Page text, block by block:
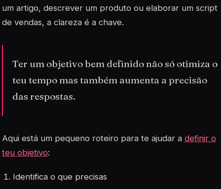
um artigo, descrever um produto ou elaborar um script
de vendas, a clareza é a chave.
Ter um objetivo bem definido não só otimiza o
teu tempo mas também aumenta a precisão
das respostas.
Aqui está um pequeno roteiro para te ajudar a definir o
teu objetivo:
Identifica o que precisas